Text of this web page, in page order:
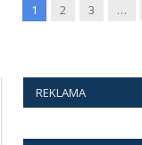
1 2 3 …
REKLAMA